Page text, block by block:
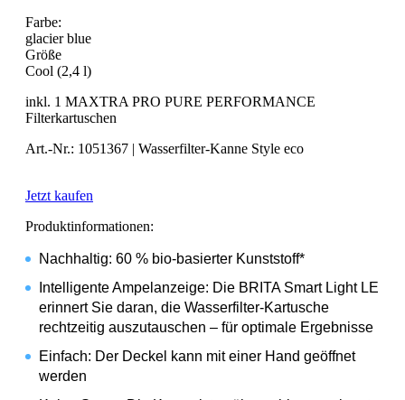
Farbe:
glacier blue
Größe
Cool (2,4 l)
inkl. 1 MAXTRA PRO PURE PERFORMANCE
Filterkartuschen
Art.-Nr.: 1051367 | Wasserfilter-Kanne Style eco
Jetzt kaufen
Produktinformationen:
Nachhaltig: 60 % bio-basierter Kunststoff*
Intelligente Ampelanzeige: Die BRITA Smart Light LED
erinnert Sie daran, die Wasserfilter-Kartusche
rechtzeitig auszutauschen – für optimale Ergebnisse
Einfach: Der Deckel kann mit einer Hand geöffnet
werden